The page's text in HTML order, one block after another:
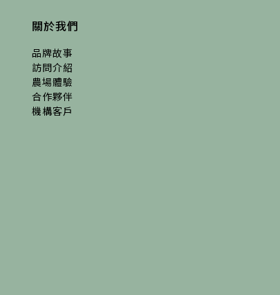
關於我們
品牌故事
訪問介紹
農場體驗
合作夥伴
機構客戶